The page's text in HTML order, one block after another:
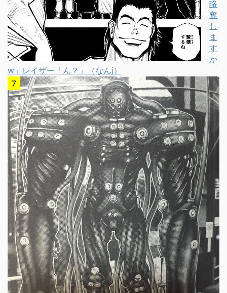
略
奪
し
ま
す
か
w」レイザー「ん？」（なんj）